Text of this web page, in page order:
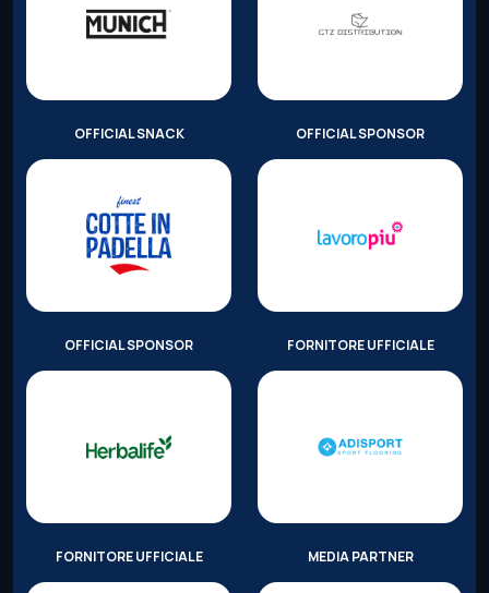
OFFICIAL SNACK OFFICIAL SPONSOR
OFFICIAL SPONSOR FORNITORE UFFICIALE
FORNITORE UFFICIALE MEDIA PARTNER